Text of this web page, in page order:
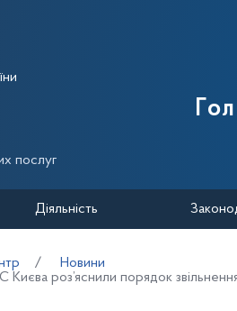
Державної
послуг
Діяльність
Новини
Києва роз’яснили порядок